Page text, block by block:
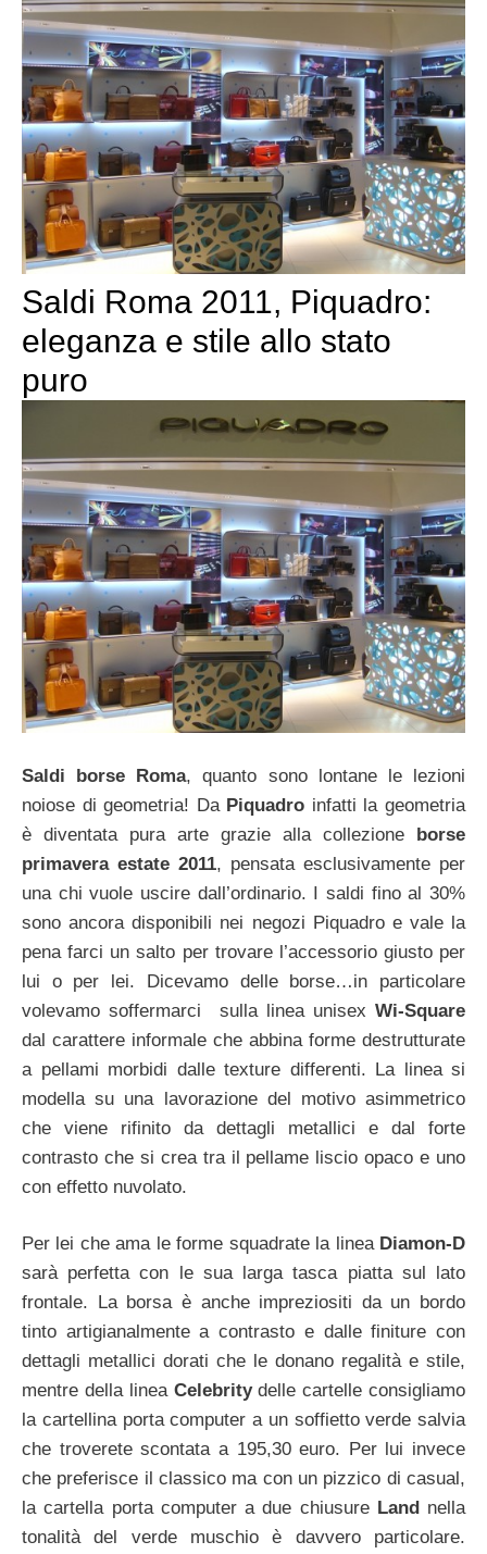
Saldi Roma 2011, Piquadro:
eleganza e stile allo stato
puro
Saldi borse Roma, quanto sono lontane le lezioni
noiose di geometria! Da Piquadro infatti la geometria
è diventata pura arte grazie alla collezione borse
primavera estate 2011, pensata esclusivamente per
una chi vuole uscire dall’ordinario. I saldi fino al 30%
sono ancora disponibili nei negozi Piquadro e vale la
pena farci un salto per trovare l’accessorio giusto per
lui o per lei. Dicevamo delle borse…in particolare
volevamo soffermarci sulla linea unisex Wi-Square
dal carattere informale che abbina forme destrutturate
a pellami morbidi dalle texture differenti. La linea si
modella su una lavorazione del motivo asimmetrico
che viene rifinito da dettagli metallici e dal forte
contrasto che si crea tra il pellame liscio opaco e uno
con effetto nuvolato.
Per lei che ama le forme squadrate la lineaDiamon-D
sarà perfetta con le sua larga tasca piatta sul lato
frontale. La borsa è anche impreziositi da un bordo
tinto artigianalmente a contrasto e dalle finiture con
dettagli metallici dorati che le donano regalità e stile,
mentre della linea Celebritydelle cartelle consigliamo
la cartellina porta computer a un soffietto verde salvia
che troverete scontata a 195,30 euro. Per lui invece
che preferisce il classico ma con un pizzico di casual,
la cartella porta computer a due chiusure Land nella
tonalità del verde muschio è davvero particolare.